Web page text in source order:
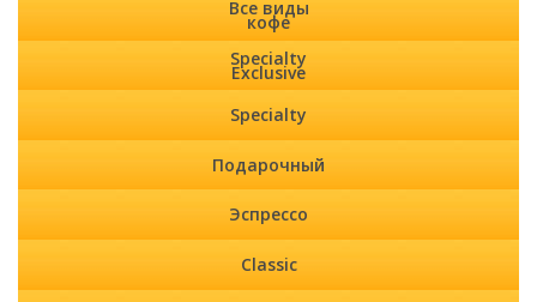
Все виды
кофе
Specialty
Exclusive
Specialty
Подарочный
Эспрессо
Classic